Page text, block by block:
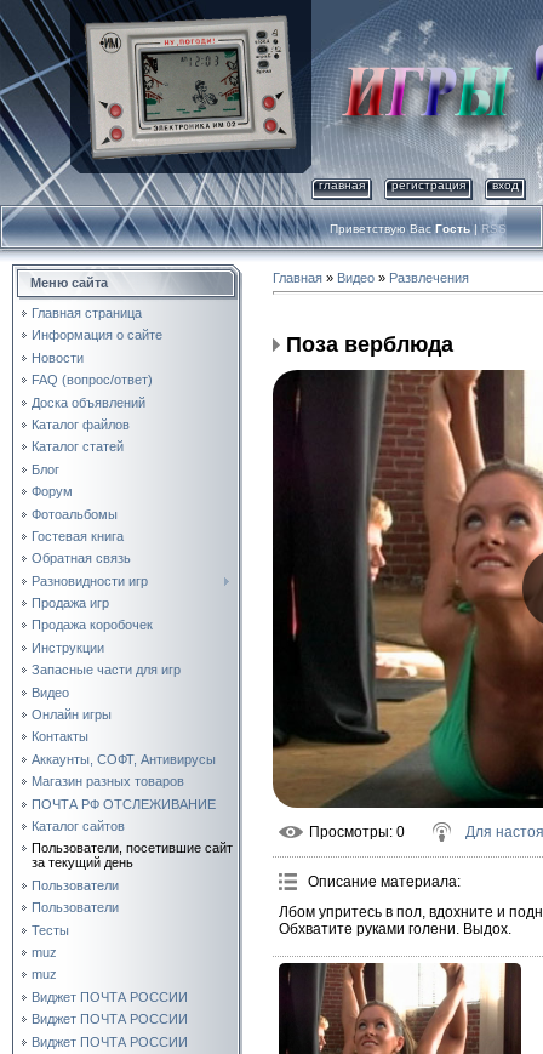
главная регистрация вход
Приветствую Вас Гость | RSS
Меню сайта
Главная страница
Информация о сайте
Новости
FAQ (вопрос/ответ)
Доска объявлений
Каталог файлов
Каталог статей
Блог
Форум
Фотоальбомы
Гостевая книга
Обратная связь
Разновидности игр
Продажа игр
Продажа коробочек
Инструкции
Запасные части для игр
Видео
Онлайн игры
Контакты
Аккаунты, СОФТ, Антивирусы
Магазин разных товаров
ПОЧТА РФ ОТСЛЕЖИВАНИЕ
Каталог сайтов
Пользователи, посетившие сайт
за текущий день
Пользователи
Пользователи
Тесты
muz
muz
Виджет ПОЧТА РОССИИ
Виджет ПОЧТА РОССИИ
Виджет ПОЧТА РОССИИ
Главная » Видео » Развлечения
Поза верблюда
Просмотры: 0 Для
Описание материала:
Лбом упритесь в пол, вдохните и
Обхватите руками голени. Выдох.